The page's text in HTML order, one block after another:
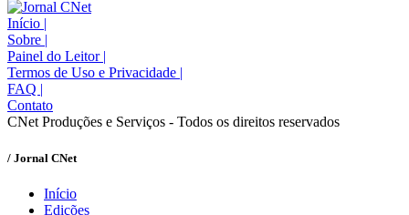
Início |
Sobre |
Painel do Leitor |
Termos de Uso e Privacidade |
FAQ |
Contato
CNet Produções e Serviços - Todos os direitos reservados
/ Jornal CNet
Início
Edições